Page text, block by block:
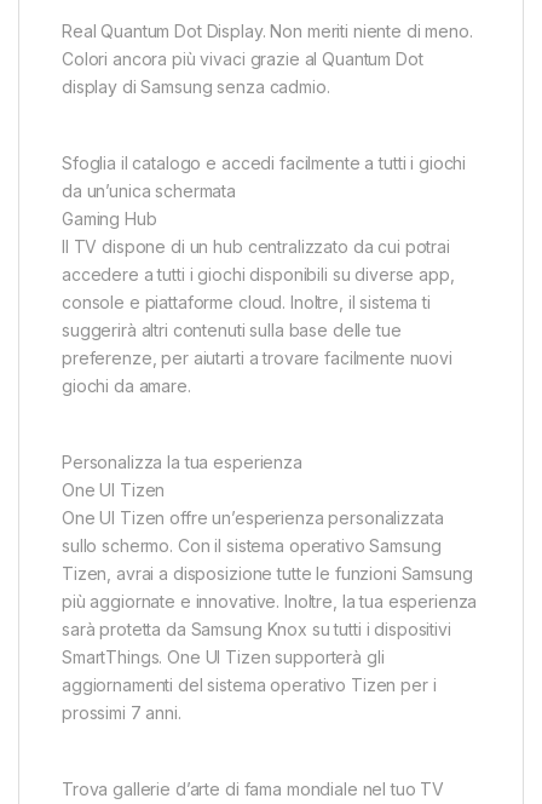
Real Quantum Dot Display. Non meriti niente di meno.
Colori ancora più vivaci grazie al Quantum Dot
display di Samsung senza cadmio.
Sfoglia il catalogo e accedi facilmente a tutti i giochi
da un’unica schermata
Gaming Hub
Il TV dispone di un hub centralizzato da cui potrai
accedere a tutti i giochi disponibili su diverse app,
console e piattaforme cloud. Inoltre, il sistema ti
suggerirà altri contenuti sulla base delle tue
preferenze, per aiutarti a trovare facilmente nuovi
giochi da amare.
Personalizza la tua esperienza
One UI Tizen
One UI Tizen offre un’esperienza personalizzata
sullo schermo. Con il sistema operativo Samsung
Tizen, avrai a disposizione tutte le funzioni Samsung
più aggiornate e innovative. Inoltre, la tua esperienza
sarà protetta da Samsung Knox su tutti i dispositivi
SmartThings. One UI Tizen supporterà gli
aggiornamenti del sistema operativo Tizen per i
prossimi 7 anni.
Trova gallerie d’arte di fama mondiale nel tuo TV